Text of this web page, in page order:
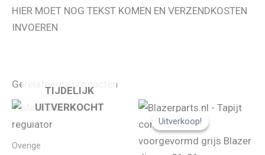
HIER MOET NOG TEKST KOMEN EN VERZENDKOSTEN
INVOEREN
Gerelateerde producten
TIJDELIJK
UITVERKOCHT
Overige
Uitverkoop!
Uitverkoop!